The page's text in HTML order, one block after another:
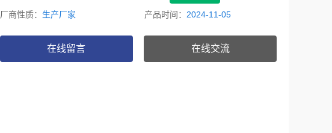
厂商性质： 生产厂家 产品时间： 2024-11-05
在线留言 在线交流